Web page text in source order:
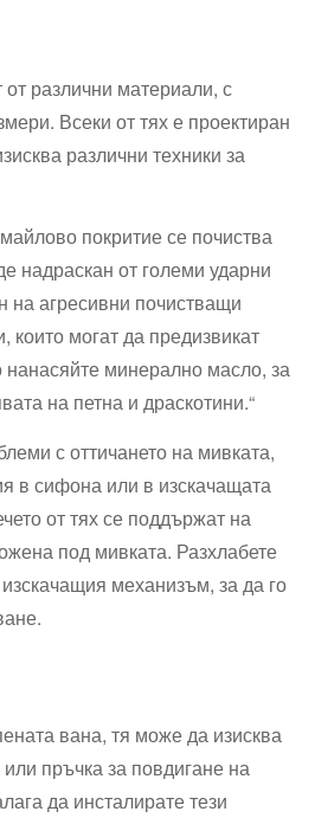
различни материали, с
Всеки от тях е проектиран
различни техники за
покритие се почиства
надраскан от големи ударни
на агресивни почистващи
които могат да предизвикат
минерално масло, за
на петна и драскотини.“
с оттичането на мивката,
в сифона или в изскачащата
от тях се поддържат на
под мивката. Разхлабете
механизъм, за да го
вана, тя може да изисква
пръчка за повдигане на
да инсталирате тези